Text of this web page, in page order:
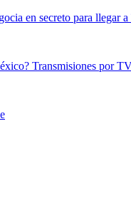
en secreto para llegar a
Transmisiones por